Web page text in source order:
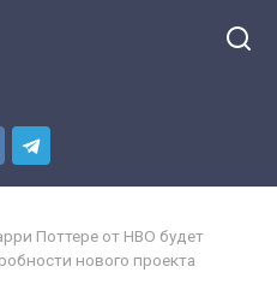
Поттере от HBO будет
нового проекта